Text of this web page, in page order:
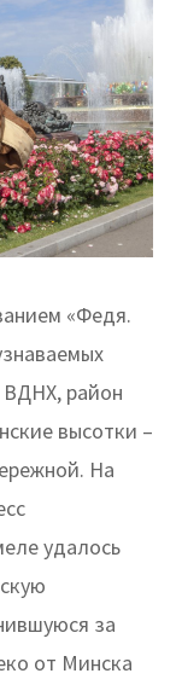
«Федя.
ВДНХ, район
высотки –
На
удалось
за
от Минска